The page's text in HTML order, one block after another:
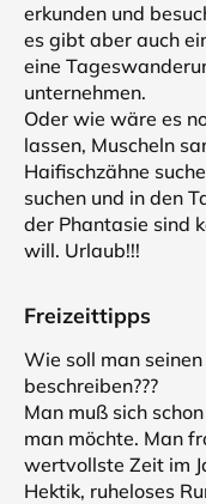
erkunden und
es gibt aber auch
eine
unternehmen.
Oder wie wäre es
lassen, Muscheln
Haifischzähne
suchen und in den
der Phantasie sind
will. Urlaub!!!
Freizeittipps
Wie soll man
beschreiben???
Man muß sich
man möchte. Man
wertvollste Zeit im
Hektik, ruheloses